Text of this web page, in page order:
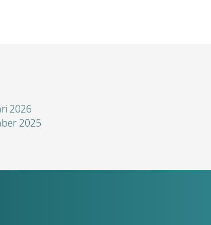
2026
2025